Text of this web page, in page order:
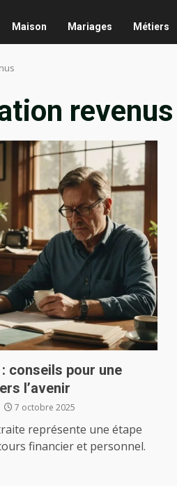
Maison Mariages Métiers
revenus
conseils pour une
l’avenir
7 octobre 2025
représente une étape
financier et personnel.